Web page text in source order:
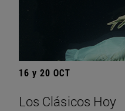
16 y 20 OCT
Los Clásicos Hoy